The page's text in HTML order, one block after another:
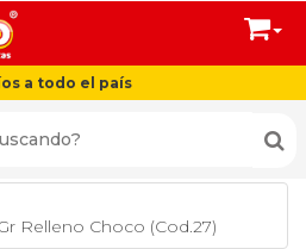
a todo el país
Relleno Choco (Cod.27)